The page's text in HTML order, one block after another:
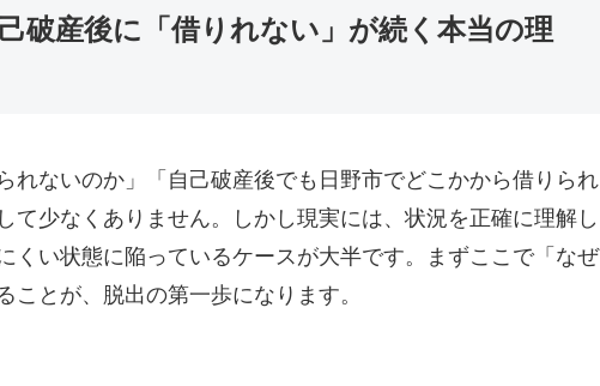
破産後に「借りれない」が続く本当の理
れないのか」「自己破産後でも日野市でどこかから借りられ
少なくありません。しかし現実には、状況を正確に理解し
くい状態に陥っているケースが大半です。まずここで「なぜ
とが、脱出の第一歩になります。